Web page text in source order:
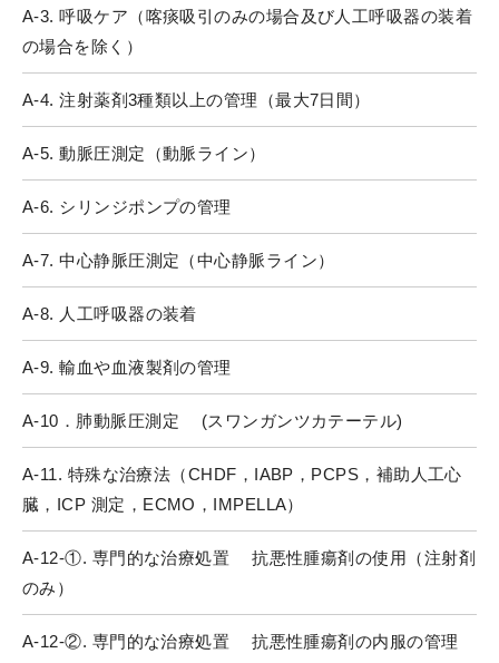
A-3. 呼吸ケア（喀痰吸引のみの場合及び人工呼吸器の装着
の場合を除く）
A-4. 注射薬剤3種類以上の管理（最大7日間）
A-5. 動脈圧測定（動脈ライン）
A-6. シリンジポンプの管理
A-7. 中心静脈圧測定（中心静脈ライン）
A-8. 人工呼吸器の装着
A-9. 輸血や血液製剤の管理
A-10．肺動脈圧測定 (スワンガンツカテーテル)
A-11. 特殊な治療法（CHDF，IABP，PCPS，補助人工心
臓，ICP 測定，ECMO，IMPELLA）
A-12-①. 専門的な治療処置 抗悪性腫瘍剤の使用（注射剤
のみ）
A-12-②. 専門的な治療処置 抗悪性腫瘍剤の内服の管理